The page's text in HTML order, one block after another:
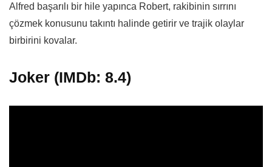
Alfred başarılı bir hile yapınca Robert, rakibinin sırrını
çözmek konusunu takıntı halinde getirir ve trajik olaylar
birbirini kovalar.
Joker (IMDb: 8.4)